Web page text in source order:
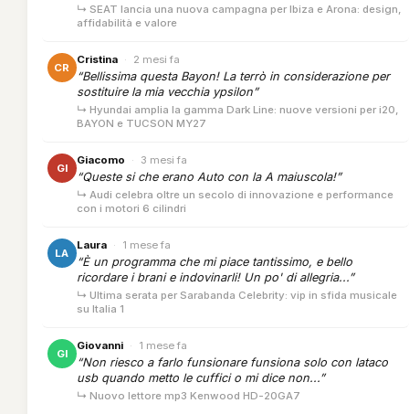
↳ SEAT lancia una nuova campagna per Ibiza e Arona: design,
affidabilità e valore
CR
Cristina · 2 mesi fa
“Bellissima questa Bayon! La terrò in considerazione per
sostituire la mia vecchia ypsilon”
↳ Hyundai amplia la gamma Dark Line: nuove versioni per i20,
BAYON e TUCSON MY27
GI
Giacomo · 3 mesi fa
“Queste si che erano Auto con la A maiuscola!”
↳ Audi celebra oltre un secolo di innovazione e performance
con i motori 6 cilindri
LA
Laura · 1 mese fa
“È un programma che mi piace tantissimo, e bello
ricordare i brani e indovinarli! Un po' di allegria...”
↳ Ultima serata per Sarabanda Celebrity: vip in sfida musicale
su Italia 1
GI
Giovanni · 1 mese fa
“Non riesco a farlo funsionare funsiona solo con lataco
usb quando metto le cuffici o mi dice non...”
↳ Nuovo lettore mp3 Kenwood HD-20GA7